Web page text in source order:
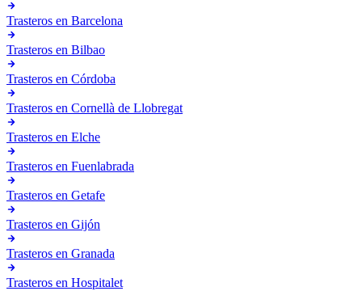
Trasteros en Barcelona
Trasteros en Bilbao
Trasteros en Córdoba
Trasteros en Cornellà de Llobregat
Trasteros en Elche
Trasteros en Fuenlabrada
Trasteros en Getafe
Trasteros en Gijón
Trasteros en Granada
Trasteros en Hospitalet